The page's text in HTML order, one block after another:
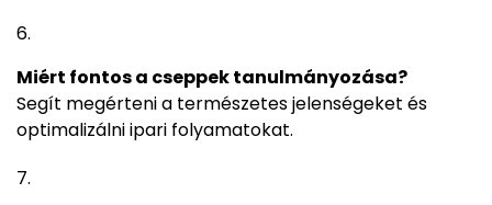
Miért fontos a cseppek tanulmányozása?
Segít megérteni a természetes jelenségeket és
optimalizálni ipari folyamatokat.